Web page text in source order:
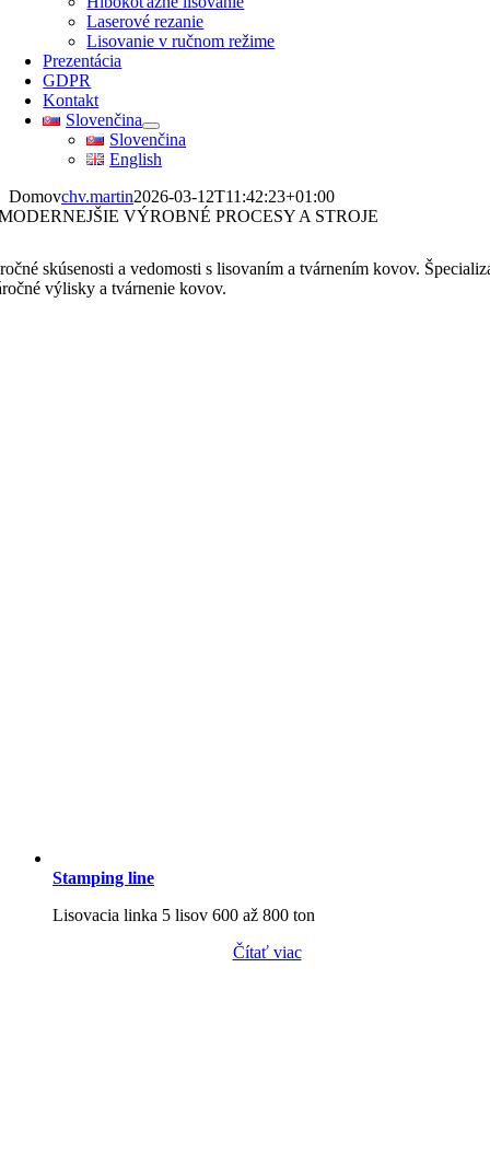
Laserové rezanie
Lisovanie v ručnom režime
Prezentácia
GDPR
Kontakt
Slovenčina
Slovenčina
English
Domovchv.martin2026-03-12T11:42:23+01:00
VÝROBNÉ PROCESY A STROJE
skúsenosti a vedomosti s lisovaním a tvárnením kovov.
výlisky a tvárnenie kovov.
Stamping line
Lisovacia linka 5 lisov 600 až 800 ton
Čítať viac